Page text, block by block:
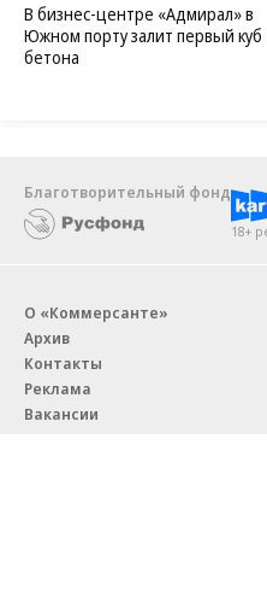
В бизнес-центре «Адмирал» в
Южном порту залит первый куб
бетона
Благотворительный фонд
18+
О «Коммерсанте»
Архив
Контакты
Реклама
Вакансии